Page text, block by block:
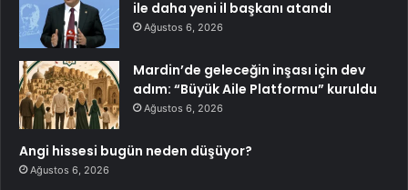
ile daha yeni il başkanı atandı
Ağustos 6, 2026
Mardin’de geleceğin inşası için dev
adım: “Büyük Aile Platformu” kuruldu
Ağustos 6, 2026
Angi hissesi bugün neden düşüyor?
Ağustos 6, 2026